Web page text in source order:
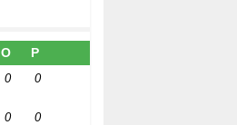
O P
0 0
0
0